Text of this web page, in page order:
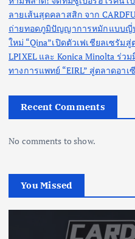
ลายเส้นสุดคลาสสิก จาก
ถ่ายทอดภูมิปัญญาการหมักแบบญี่
ใหม่ “Qina”เปิดตัวเฟเชียลเซรัม
LPIXEL และ Konica Minolta ร่
ทางการแพทย์ “EIRL” สู่ตลาดอาเ
Recent Comments
No comments to show.
You Missed